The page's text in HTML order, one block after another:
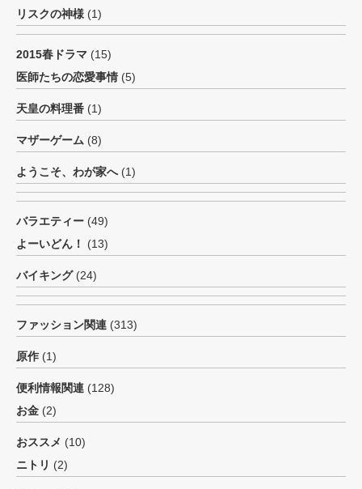
リスクの神様 (1)
2015春ドラマ (15)
医師たちの恋愛事情 (5)
天皇の料理番 (1)
マザーゲーム (8)
ようこそ、わが家へ (1)
バラエティー (49)
よーいどん！
(13)
バイキング(24)
ファッション関連 (313)
原作 (1)
便利情報関連 (128)
お金 (2)
おススメ (10)
ニトリ (2)